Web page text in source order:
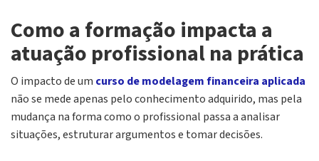
Como a formação impacta a
atuação profissional na prática
O impacto de um curso de modelagem financeira aplicada
não se mede apenas pelo conhecimento adquirido, mas pela
mudança na forma como o profissional passa a analisar
situações, estruturar argumentos e tomar decisões.